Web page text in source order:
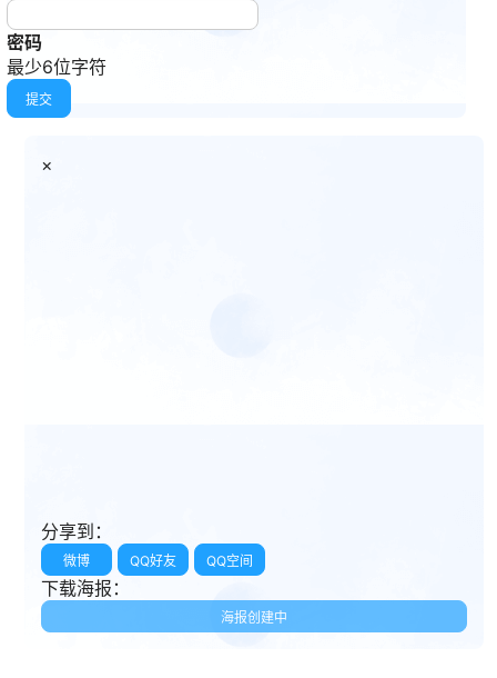
密码
最少6位字符
提交
×
分享到：
微博 QQ好友 QQ空间
下载海报：
海报创建中